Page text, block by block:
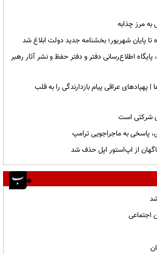
به مرز چذابه
پایان شهریور؛ بخشنامه جدید دولت ابلاغ شد
اطلاع‌رسانی دفتر و دفتر حفظ و نشر آثار رهبر
| پهپادهای عراقی پیام بازدارندگی را به قلب
شرکتی است
پاسخی به ماجراجویی ترامپ
ناگهان از اپ‌استور اپل حذف شد
اجتماعی